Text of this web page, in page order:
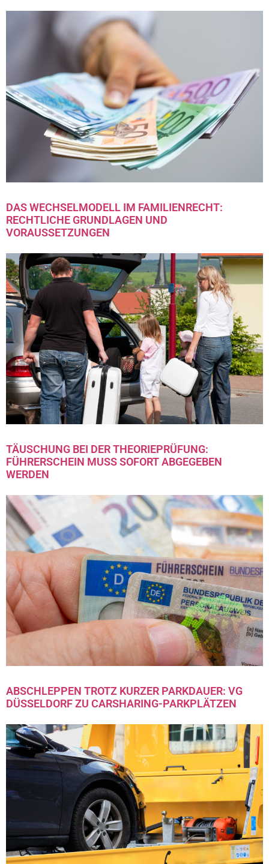
DAS WECHSELMODELL IM FAMILIENRECHT:
RECHTLICHE GRUNDLAGEN UND
VORAUSSETZUNGEN
TÄUSCHUNG BEI DER THEORIEPRÜFUNG:
FÜHRERSCHEIN MUSS SOFORT ABGEGEBEN
WERDEN
ABSCHLEPPEN TROTZ KURZER PARKDAUER: VG
DÜSSELDORF ZU CARSHARING-PARKPLÄTZEN